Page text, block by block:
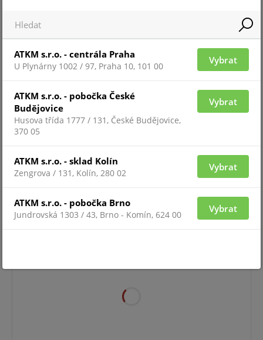
Pro zobrazení informací je nutné být přihlášený
ODYSSEY-X1-WH/B
ATKM s.r.o. - centrála Praha
U Plynárny 1002 / 97, Praha 10, 101 00
Vybrat
ATKM s.r.o. - pobočka České
Budějovice
Husova třída 1777 / 131, České Budějovice,
370 05
Vybrat
ATKM s.r.o. - sklad Kolín
Zengrova / 131, Kolín, 280 02
Vybrat
ATKM s.r.o. - pobočka Brno
Jundrovská 1303 / 43, Brno - Komín, 624 00
Vybrat